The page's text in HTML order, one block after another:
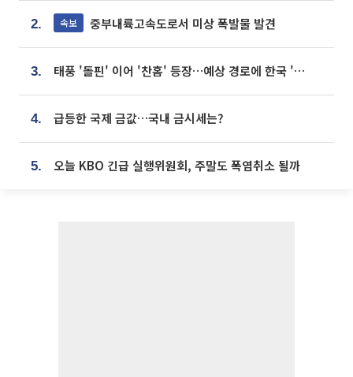
2. 속보 중부내륙고속도로서 미상 폭발물 발견
3. 태풍 '돌핀' 이어 '찬홈' 등장…예상 경로에 한국 '한숨'
4. 급등한 국제 금값…국내 금시세는?
5. 오늘 KBO 긴급 실행위원회, 주말도 폭염취소 될까